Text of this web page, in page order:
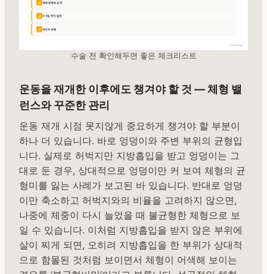
수술 전 확인해두면 좋은 체크리스트
운동을 재개한 이후에도 챙겨야 할 것 — 체형 밸
런스와 꾸준한 관리
운동 재개 시점 못지않게 중요하게 챙겨야 할 부분이
하나 더 있습니다. 바로 엉덩이와 주변 부위의 균형입
니다. 실제로 허벅지만 지방흡입을 받고 엉덩이는 그
대로 둔 경우, 상대적으로 엉덩이만 커 보여 체형의 균
형미를 잃는 사례가 보고된 바 있습니다. 반대로 엉덩
이만 축소하고 허벅지와의 비율을 고려하지 않으면,
나중에 체중이 다시 늘었을 때 불균형한 체형으로 보
일 수 있습니다. 이처럼 지방흡입을 받지 않은 부위에
살이 찌게 되면, 오히려 지방흡입을 한 부위가 상대적
으로 함몰된 것처럼 보이면서 체형이 어색해 보이는